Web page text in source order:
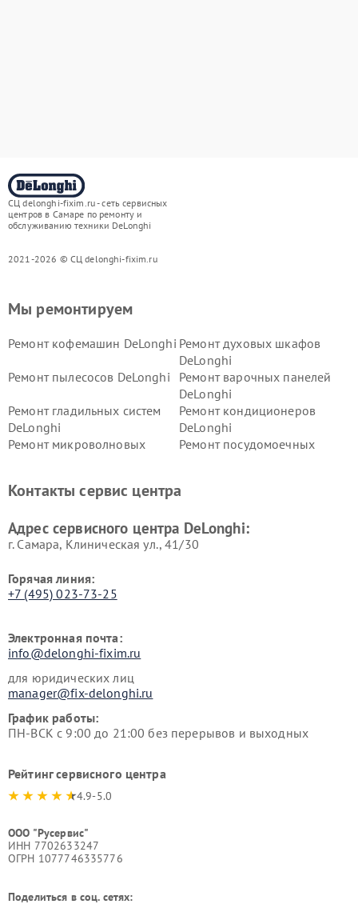
СЦ delonghi-fixim.ru - сеть сервисных
центров в Самаре по ремонту и
обслуживанию техники DeLonghi
2021-2026 © СЦ delonghi-fixim.ru
Мы ремонтируем
Ремонт кофемашин DeLonghi Ремонт духовых шкафов
DeLonghi
Ремонт пылесосов DeLonghi
Ремонт варочных панелей
DeLonghi
Ремонт гладильных систем
DeLonghi
Ремонт кондиционеров
DeLonghi
Ремонт микроволновых
Ремонт посудомоечных
DeLonghi
DeLonghi
Контакты сервис центра
Адрес сервисного центра DeLonghi:
г. Самара, Клиническая ул., 41/30
Горячая линия:
+7 (495) 023-73-25
Электронная почта:
info@delonghi-fixim.ru
для юридических лиц
manager@fix-delonghi.ru
График работы:
ПН-ВСК с 9:00 до 21:00 без перерывов и выходных
Рейтинг сервисного центра
4.9-5.0
ООО "Русервис"
ИНН 7702633247
ОГРН 1077746335776
Поделиться в соц. сетях: